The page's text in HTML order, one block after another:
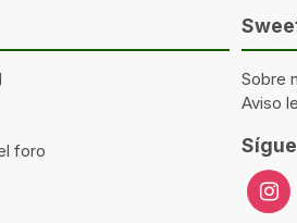
foro
Sobre
Aviso